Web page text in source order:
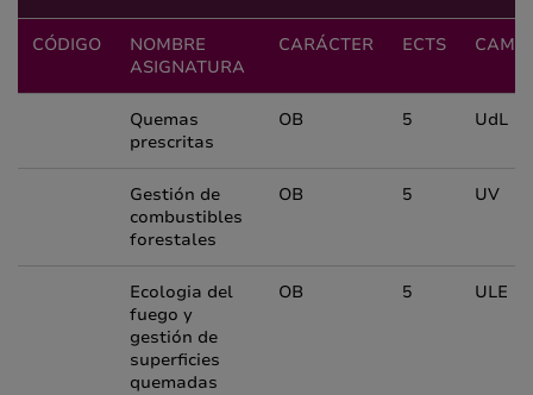
CÓDIGO
NOMBRE
ASIGNATURA
CARÁCTER ECTS
Quemas
prescritas
OB 5 UdL
Gestión de
combustibles
forestales
OB 5 UV
Ecologia del
fuego y
gestión de
superficies
quemadas
OB 5 ULE